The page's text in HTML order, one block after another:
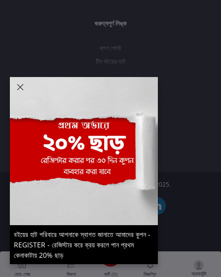
গুরুত্বপূর্ণ লিঙ্ক
ব্লগ পোস্ট
টিম বইয়ের হাট
প্রবেশ করুন
অর্ডার ইতিহাস
আমার ইচ্ছাগুলি
অর্ডার ট্র্যাকিং
Boier Haat™ | © All rights reserved 2025.
হোম পেজ বিভাগ কার্ট (0) বিজ্ঞপ্তি অ্যাকাউন্ট
বইয়ের হাট পরিবারে আপনাকে স্বাগত জানাতে আমাদের কুপন -
REGISTER - রেজিস্টার করে ক্রয় করলে পান প্রথম
কেনাকাটায় 20% ছাড়